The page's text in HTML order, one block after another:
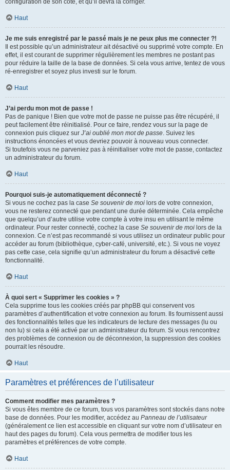
configuration de son côté, et qu’il devra la corriger.
Haut
Je me suis enregistré par le passé mais je ne peux plus me connecter ?!
Il est possible qu’un administrateur ait désactivé ou supprimé votre compte. En
effet, il est courant de supprimer régulièrement les membres ne postant pas
pour réduire la taille de la base de données. Si cela vous arrive, tentez de vous
ré-enregistrer et soyez plus investi sur le forum.
Haut
J’ai perdu mon mot de passe !
Pas de panique ! Bien que votre mot de passe ne puisse pas être récupéré, il
peut facilement être réinitialisé. Pour ce faire, rendez vous sur la page de
connexion puis cliquez sur J’ai oublié mon mot de passe. Suivez les
instructions énoncées et vous devriez pouvoir à nouveau vous connecter.
Si toutefois vous ne parveniez pas à réinitialiser votre mot de passe, contactez
un administrateur du forum.
Haut
Pourquoi suis-je automatiquement déconnecté ?
Si vous ne cochez pas la case Se souvenir de moi lors de votre connexion,
vous ne resterez connecté que pendant une durée déterminée. Cela empêche
que quelqu’un d’autre utilise votre compte à votre insu en utilisant le même
ordinateur. Pour rester connecté, cochez la case Se souvenir de moi lors de la
connexion. Ce n’est pas recommandé si vous utilisez un ordinateur public pour
accéder au forum (bibliothèque, cyber-café, université, etc.). Si vous ne voyez
pas cette case, cela signifie qu’un administrateur du forum a désactivé cette
fonctionnalité.
Haut
À quoi sert « Supprimer les cookies » ?
Cela supprime tous les cookies créés par phpBB qui conservent vos
paramètres d’authentification et votre connexion au forum. Ils fournissent aussi
des fonctionnalités telles que les indicateurs de lecture des messages (lu ou
non lu) si cela a été activé par un administrateur du forum. Si vous rencontrez
des problèmes de connexion ou de déconnexion, la suppression des cookies
pourrait les résoudre.
Haut
Paramètres et préférences de l’utilisateur
Comment modifier mes paramètres ?
Si vous êtes membre de ce forum, tous vos paramètres sont stockés dans notre
base de données. Pour les modifier, accédez au Panneau de l’utilisateur
(généralement ce lien est accessible en cliquant sur votre nom d’utilisateur en
haut des pages du forum). Cela vous permettra de modifier tous les
paramètres et préférences de votre compte.
Haut